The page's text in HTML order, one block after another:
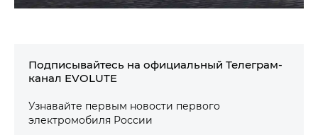
Подписывайтесь на официальный Телеграм-
канал EVOLUTE
Узнавайте первым новости первого
электромобиля России